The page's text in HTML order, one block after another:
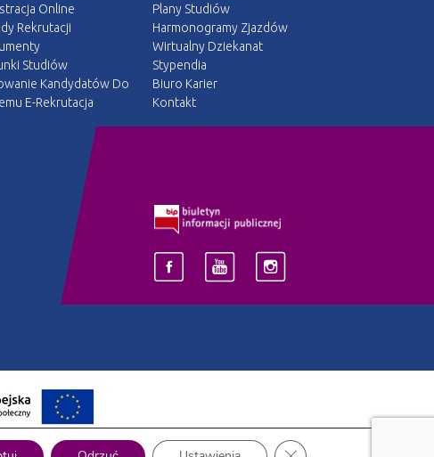
Online
Rekrutacji
Studiów
Kandydatów Do
E-Rekrutacja
Plany Studiów
Harmonogramy Zjazdów
Wirtualny Dziekanat
Stypendia
Biuro Karier
Kontakt
Zamknij panel